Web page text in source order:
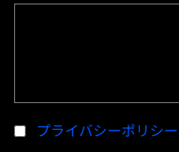
プライバシーポリシー